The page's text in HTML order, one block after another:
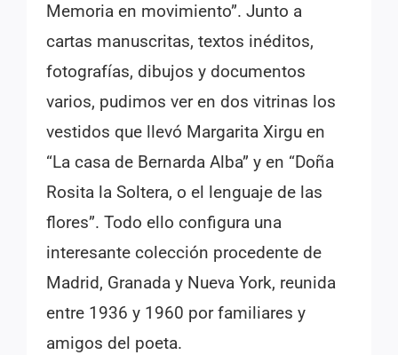
Memoria en movimiento”. Junto a
cartas manuscritas, textos inéditos,
fotografías, dibujos y documentos
varios, pudimos ver en dos vitrinas los
vestidos que llevó Margarita Xirgu en
“La casa de Bernarda Alba” y en “Doña
Rosita la Soltera, o el lenguaje de las
flores”. Todo ello configura una
interesante colección procedente de
Madrid, Granada y Nueva York, reunida
entre 1936 y 1960 por familiares y
amigos del poeta.